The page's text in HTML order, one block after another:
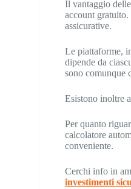
Il vantaggio
account gratuito.
assicurative.
Le piattaforme,
dipende da
sono comunque
Esistono inoltre
Per quanto
calcolatore
conveniente.
Cerchi info in
investimenti